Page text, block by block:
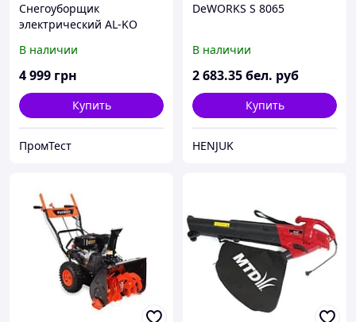
Снегоуборщик
электрический AL-KO
В наличии
4 999 грн
Купить
ПромТест
DeWORKS S 8065
В наличии
2 683.35бел. руб
Купить
HENJUK